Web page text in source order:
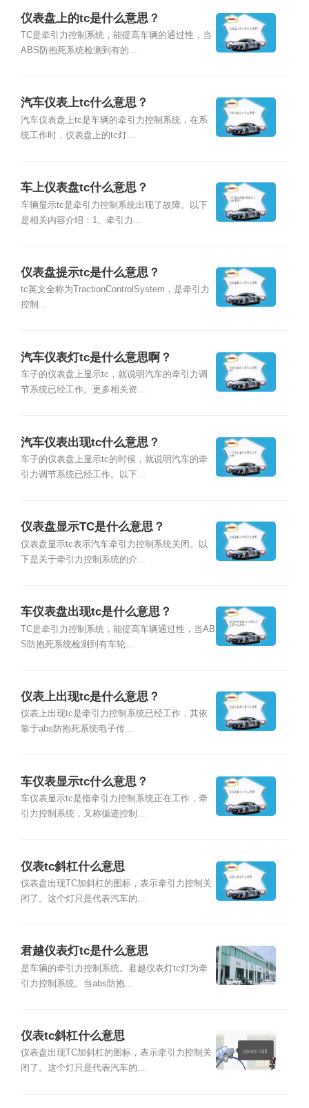
仪表盘上的tc是什么意思？
TC是牵引力控制系统，能提高车辆的通过性，当
ABS防抱死系统检测到有的...
汽车仪表上tc什么意思？
汽车仪表盘上tc是车辆的牵引力控制系统，在系
统工作时，仪表盘上的tc灯...
车上仪表盘tc什么意思？
车辆显示tc是牵引力控制系统出现了故障。以下
是相关内容介绍：1、牵引力...
仪表盘提示tc是什么意思？
tc英文全称为TractionControlSystem，是牵引力
控制...
汽车仪表灯tc是什么意思啊？
车子的仪表盘上显示tc，就说明汽车的牵引力调
节系统已经工作。更多相关资...
汽车仪表出现tc什么意思？
车子的仪表盘上显示tc的时候，就说明汽车的牵
引力调节系统已经工作。以下...
仪表盘显示TC是什么意思？
仪表盘显示tc表示汽车牵引力控制系统关闭。以
下是关于牵引力控制系统的介...
车仪表盘出现tc是什么意思？
TC是牵引力控制系统，能提高车辆通过性，当AB
S防抱死系统检测到有车轮...
仪表上出现tc是什么意思？
仪表上出现tc是牵引力控制系统已经工作，其依
靠于abs防抱死系统电子传...
车仪表显示tc什么意思？
车仪表显示tc是指牵引力控制系统正在工作，牵
引力控制系统，又称循迹控制...
仪表tc斜杠什么意思
仪表盘出现TC加斜杠的图标，表示牵引力控制关
闭了。这个灯只是代表汽车的...
君越仪表灯tc是什么意思
是车辆的牵引力控制系统。君越仪表灯tc灯为牵
引力控制系统。当abs防抱...
仪表tc斜杠什么意思
仪表盘出现TC加斜杠的图标，表示牵引力控制关
闭了。这个灯只是代表汽车的...